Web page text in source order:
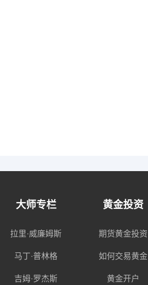
大师专栏
拉里·威廉姆斯
马丁·普林格
吉姆·罗杰斯
黄金投资
期货黄金投资
如何交易黄金
黄金开户